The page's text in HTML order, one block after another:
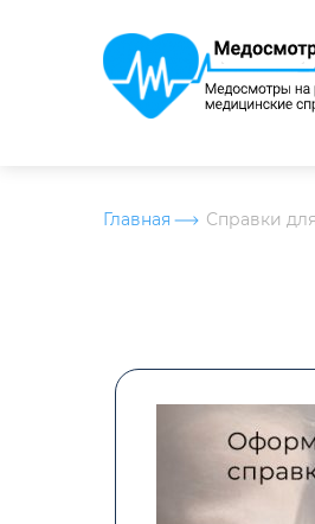
Главная Справки